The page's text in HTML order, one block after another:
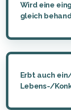
Wird eine
gleich
Erbt auch
Lebens-/